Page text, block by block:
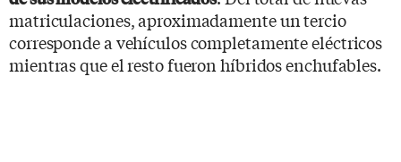
matriculaciones, aproximadamente un tercio
corresponde a vehículos completamente eléctricos
mientras que el resto fueron híbridos enchufables.